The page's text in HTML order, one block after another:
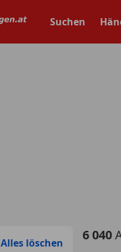
Suchen
Alles löschen 6 040